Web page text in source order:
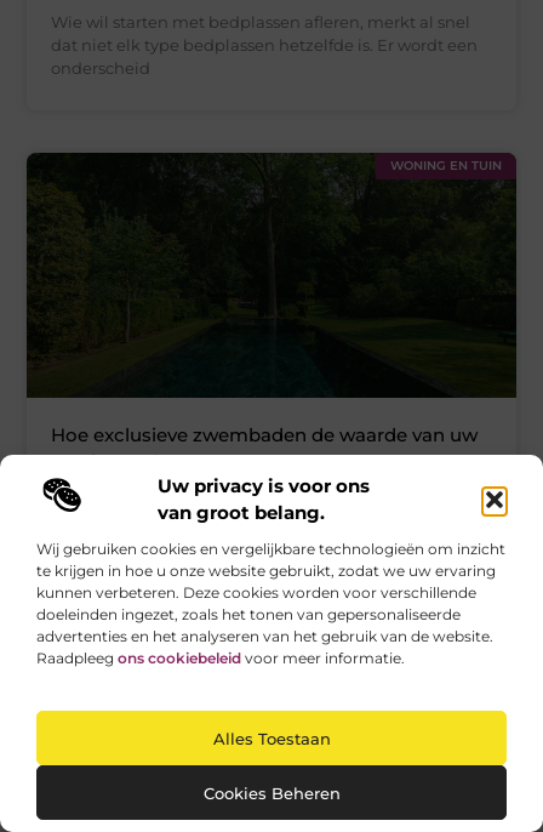
Uw privacy is voor ons
van groot belang.
Wij gebruiken cookies en vergelijkbare technologieën om inzicht
te krijgen in hoe u onze website gebruikt, zodat we uw ervaring
kunnen verbeteren. Deze cookies worden voor verschillende
doeleinden ingezet, zoals het tonen van gepersonaliseerde
advertenties en het analyseren van het gebruik van de website.
Raadpleeg ons cookiebeleid voor meer informatie.
Alles Toestaan
Cookies Beheren
Wie wil starten met bedplassen afleren, merkt al snel
dat niet elk type bedplassen hetzelfde is. Er wordt een
onderscheid
WONING EN TUIN
Hoe exclusieve zwembaden de waarde van uw
woning verhogen
Een zwembad in de tuin kan meer zijn dan alleen een
plek om te ontspannen. Vooral exclusieve zwembaden
dragen bij
ZAKELIJKE DIENSTVERLENING